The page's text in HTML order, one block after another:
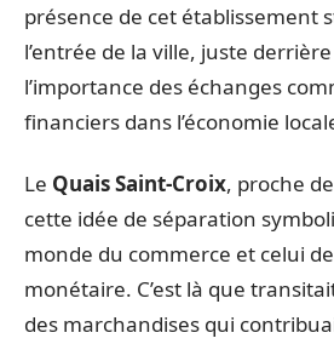
présence de cet établissement
l’entrée de la ville, juste
l’importance des échanges
financiers dans l’économie
Le Quais Saint-Croix, proche
cette idée de séparation
monde du commerce et celui
monétaire. C’est là que
des marchandises qui